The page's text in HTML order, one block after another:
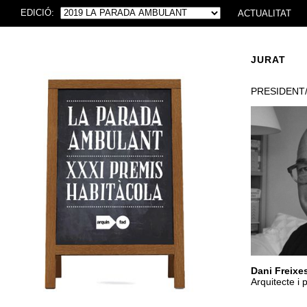
EDICIÓ: ACTUALITAT
JURAT
Dani
Arquitecte i